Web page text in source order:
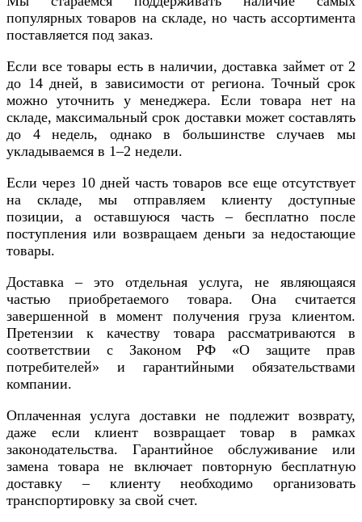
популярных товаров на складе, но часть ассортимента
поставляется под заказ.
Если все товары есть в наличии, доставка займет от 2
до 14 дней, в зависимости от региона. Точный срок
можно уточнить у менеджера. Если товара нет на
складе, максимальный срок доставки может составлять
до 4 недель, однако в большинстве случаев мы
укладываемся в 1–2 недели.
Если через 10 дней часть товаров все еще отсутствует
на складе, мы отправляем клиенту доступные
позиции, а оставшуюся часть – бесплатно после
поступления или возвращаем деньги за недостающие
товары.
Доставка – это отдельная услуга, не являющаяся
частью приобретаемого товара. Она считается
завершенной в момент получения груза клиентом.
Претензии к качеству товара рассматриваются в
соответствии с Законом РФ «О защите прав
потребителей» и гарантийными обязательствами
компании.
Оплаченная услуга доставки не подлежит возврату,
даже если клиент возвращает товар в рамках
законодательства. Гарантийное обслуживание или
замена товара не включает повторную бесплатную
доставку – клиенту необходимо организовать
транспортировку за свой счет.